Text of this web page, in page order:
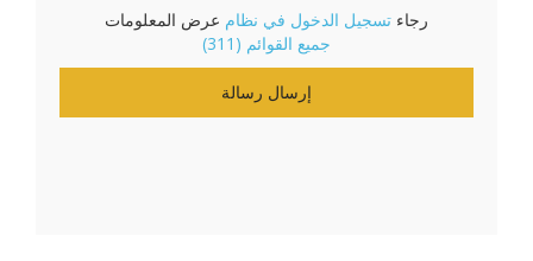
رجاء تسجيل الدخول في نظام عرض المعلومات
جميع القوائم (311)
إرسال رسالة